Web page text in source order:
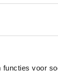
voor